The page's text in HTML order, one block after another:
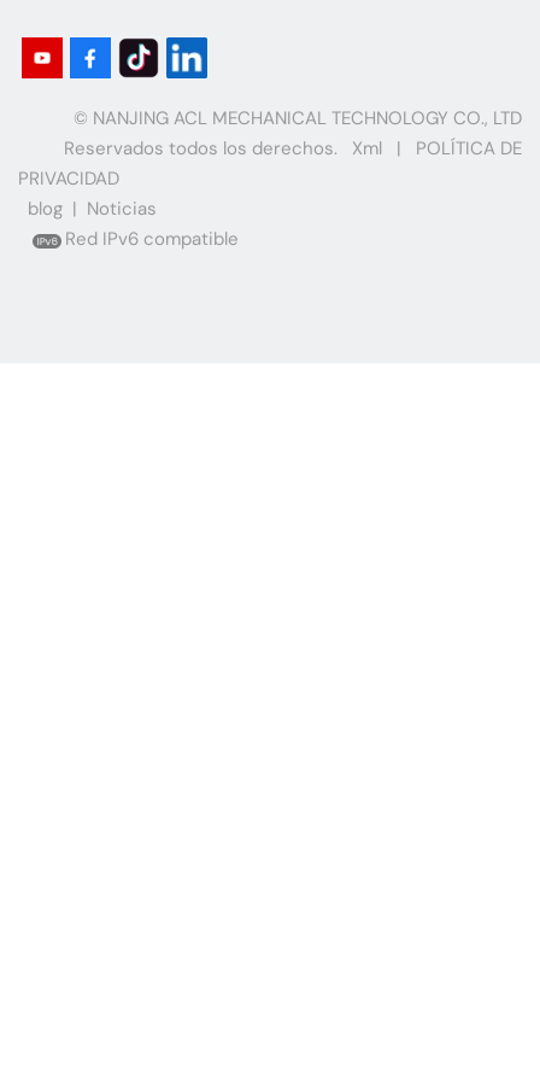
© NANJING ACL MECHANICAL TECHNOLOGY CO., LTD
Reservados todos los derechos.
Xml |
POLÍTICA DE
PRIVACIDAD
blog | Noticias
Red IPv6 compatible